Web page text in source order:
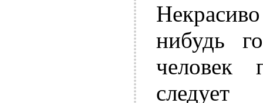
нибудь
человек